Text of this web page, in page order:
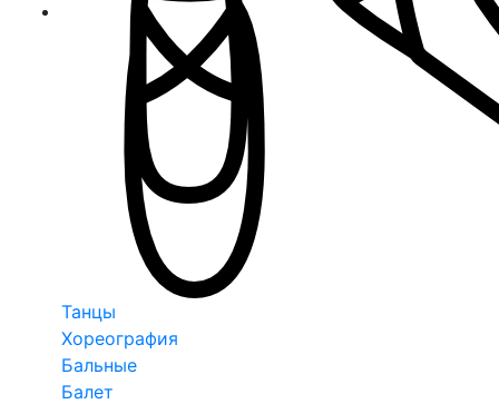
Танцы
Хореография
Бальные
Балет